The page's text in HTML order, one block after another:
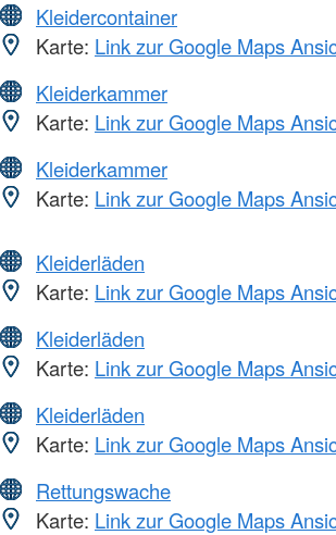
Kleidercontainer
Karte: Link zur Google Maps
Kleiderkammer
Karte: Link zur Google Maps
Kleiderkammer
Karte: Link zur Google Maps
Kleiderläden
Karte: Link zur Google Maps
Kleiderläden
Karte: Link zur Google Maps
Kleiderläden
Karte: Link zur Google Maps
Rettungswache
Karte: Link zur Google Maps